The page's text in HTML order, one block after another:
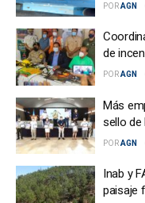
PORAGN
de
PORAGN
Más
sello de
PORAGN
Inab y
paisaje